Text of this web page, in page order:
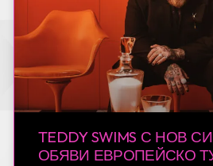
TEDDY SWIMS С НОВ
ОБЯВИ ЕВРОПЕЙСКО